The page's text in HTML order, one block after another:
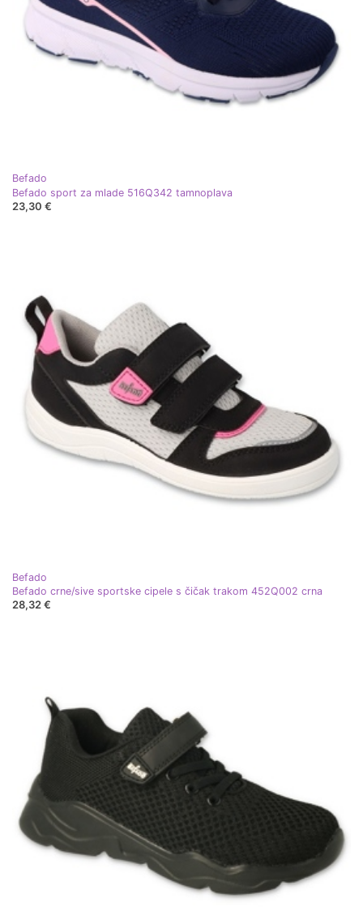
Befado
Befado sport za mlade 516Q342 tamnoplava
23,30 €
Befado
Befado crne/sive sportske cipele s čičak trakom 452Q002 crna
28,32 €